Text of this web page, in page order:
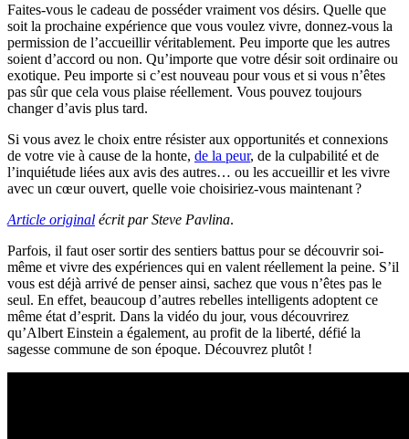
Faites-vous le cadeau de posséder vraiment vos désirs. Quelle que
soit la prochaine expérience que vous voulez vivre, donnez-vous la
permission de l’accueillir véritablement. Peu importe que les autres
soient d’accord ou non. Qu’importe que votre désir soit ordinaire ou
exotique. Peu importe si c’est nouveau pour vous et si vous n’êtes
pas sûr que cela vous plaise réellement. Vous pouvez toujours
changer d’avis plus tard.
Si vous avez le choix entre résister aux opportunités et connexions
de votre vie à cause de la honte, de la peur, de la culpabilité et de
l’inquiétude liées aux avis des autres… ou les accueillir et les vivre
avec un cœur ouvert, quelle voie choisiriez-vous maintenant ?
Article original écrit par Steve Pavlina.
Parfois, il faut oser sortir des sentiers battus pour se découvrir soi-
même et vivre des expériences qui en valent réellement la peine. S’il
vous est déjà arrivé de penser ainsi, sachez que vous n’êtes pas le
seul. En effet, beaucoup d’autres rebelles intelligents adoptent ce
même état d’esprit. Dans la vidéo du jour, vous découvrirez
qu’Albert Einstein a également, au profit de la liberté, défié la
sagesse commune de son époque. Découvrez plutôt !